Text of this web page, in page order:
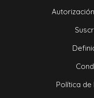
Política